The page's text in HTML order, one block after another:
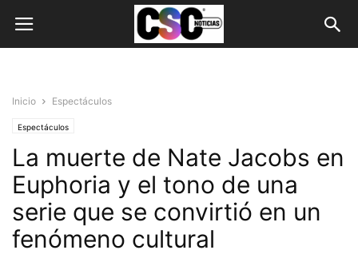
Inicio Espectáculos
Espectáculos
La muerte de Nate Jacobs en
Euphoria y el tono de una
serie que se convirtió en un
fenómeno cultural